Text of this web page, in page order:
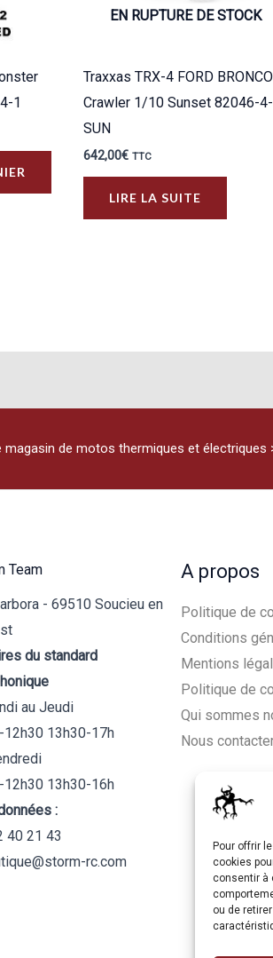
Pour offrir
cookies
consentir à
ou de
1
EN RUPTURE DE STOCK
Traxxas TRX-4 FORD BRONCO
Crawler 1/10 Sunset 82046-4-
SUN
642,00€ TTC
LIRE LA SUITE
magasin de motos thermiques et électriques
Team
- 69510 Soucieu en
du standard
au Jeudi
12h30 13h30-17h
12h30 13h30-16h
:
40 21 43
rc.com
A propos
Politique de
Conditions
Mentions
Politique de
Qui sommes
Nous